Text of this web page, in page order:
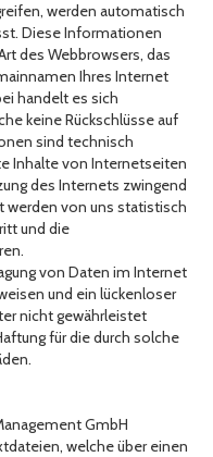
werden automatisch
Diese Informationen
des Webbrowsers, das
Ihres Internet
handelt es sich
keine Rückschlüsse auf
sind technisch
Inhalte von Internetseiten
des Internets zwingend
werden von uns statistisch
und die
von Daten im Internet
und ein lückenloser
nicht gewährleistet
für die durch solche
GmbH
welche über einen